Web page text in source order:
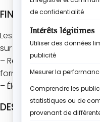
FINALITÉ DE LA
Les données
sur le Site peuvent avoir
– Répondre à vos
formulaires de « Contact
– Élaborer des
DESTINATAIRES DES